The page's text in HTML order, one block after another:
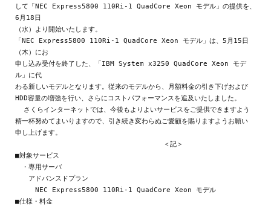
して「NEC Express5800 110Ri-1 QuadCore Xeon モデル」の提供を、
6月18日
（水）より開始いたします。
「NEC Express5800 110Ri-1 QuadCore Xeon モデル」は、5月15日
（木）にお
申し込み受付を終了した、「IBM System x3250 QuadCore Xeon モデ
ル」に代
わる新しいモデルとなります。従来のモデルから、月額料金の引き下げおよび
HDD容量の増強を行い、さらにコストパフォーマンスを追及いたしました。
精一杯努めてまいりますので、引き続き変わらぬご愛顧を賜りますようお願い
申し上げます。
■対象サービス
・専用サーバ
アドバンスドプラン
NEC Express5800 110Ri-1 QuadCore Xeon モデル
■仕様・料金